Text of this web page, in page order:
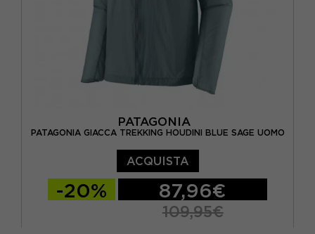
PATAGONIA
PATAGONIA GIACCA TREKKING HOUDINI BLUE SAGE UOMO
ACQUISTA
-20% 87,96€
109,95€